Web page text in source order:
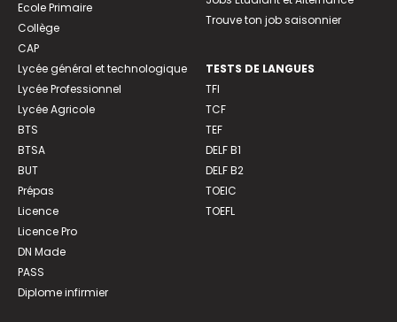
Ecole Primaire
Collège
CAP
Lycée général et technologique
Lycée Professionnel
Lycée Agricole
BTS
BTSA
BUT
Prépas
Licence
Licence Pro
DN Made
PASS
Diplome infirmier
Trouve ton job saisonnier
TESTS DE LANGUES
TFI
TCF
TEF
DELF B1
DELF B2
TOEIC
TOEFL